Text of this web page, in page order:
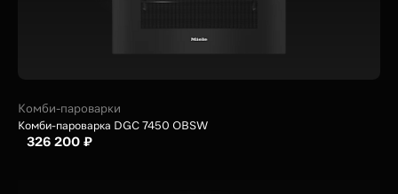
Комби-пароварки
Комби-пароварка DGC 7450 OBSW
326 200 ₽